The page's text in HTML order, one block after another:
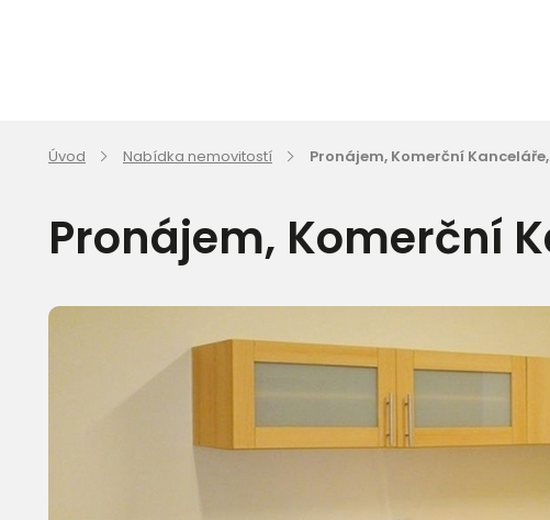
Úvod Nabídka nemovitostí Pronájem, Komerční Kanceláře,
Pronájem, Komerční